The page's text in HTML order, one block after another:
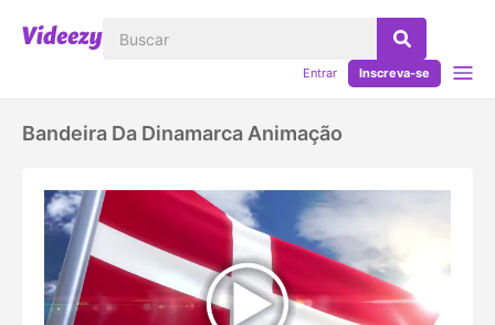
Entrar Inscreva-se
Bandeira Da Dinamarca Animação